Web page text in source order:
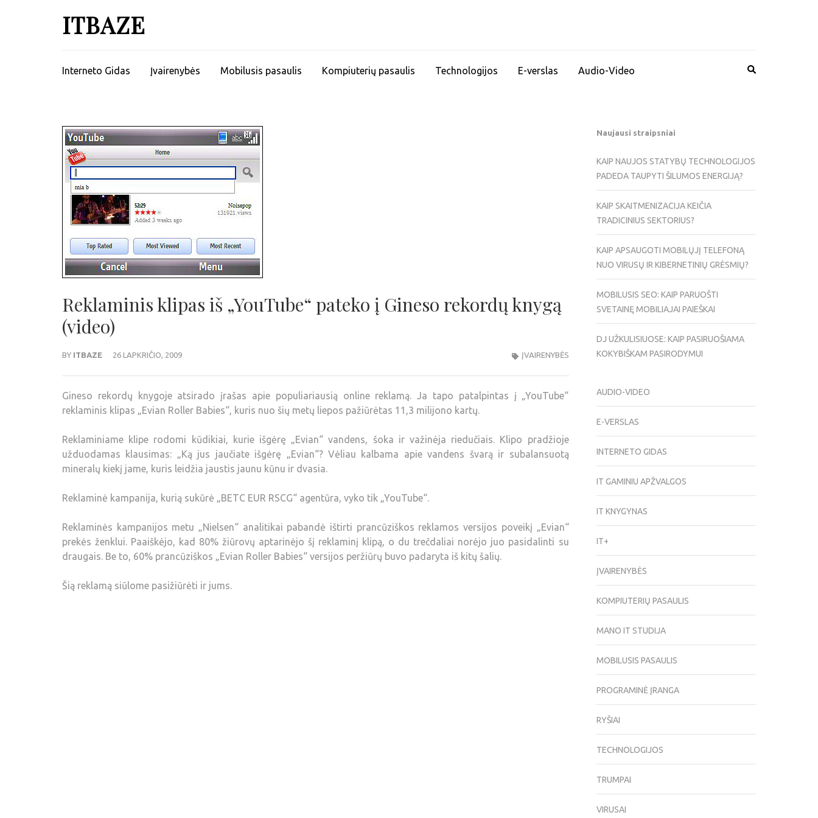
ITBAZE
Interneto Gidas Įvairenybės Mobilusis pasaulis Kompiuterių pasaulis Technologijos E-verslas Audio-Video
Reklaminis klipas iš „YouTube“ pateko į Gineso rekordų knygą
(video)
BY ITBAZE 26 LAPKRIČIO, 2009 ĮVAIRENYBĖS
Gineso rekordų knygoje atsirado įrašas apie populiariausią online reklamą. Ja tapo patalpintas į „YouTube“
reklaminis klipas „Evian Roller Babies“, kuris nuo šių metų liepos pažiūrėtas 11,3 milijono kartų.
Reklaminiame klipe rodomi kūdikiai, kurie išgėrę „Evian“ vandens, šoka ir važinėja riedučiais. Klipo pradžioje
užduodamas klausimas: „Ką jus jaučiate išgėrę „Evian“? Vėliau kalbama apie vandens švarą ir subalansuotą
mineralų kiekį jame, kuris leidžia jaustis jaunu kūnu ir dvasia.
Reklaminė kampanija, kurią sukūrė „BETC EUR RSCG“ agentūra, vyko tik „YouTube“.
Reklaminės kampanijos metu „Nielsen“ analitikai pabandė ištirti prancūziškos reklamos versijos poveikį „Evian“
prekės ženklui. Paaiškėjo, kad 80% žiūrovų aptarinėjo šį reklaminį klipą, o du trečdaliai norėjo juo pasidalinti su
draugais. Be to, 60% prancūziškos „Evian Roller Babies“ versijos peržiūrų buvo padaryta iš kitų šalių.
Šią reklamą siūlome pasižiūrėti ir jums.
Naujausi straipsniai
KAIP NAUJOS STATYBŲ TECHNOLOGIJOS
PADEDA TAUPYTI ŠILUMOS ENERGIJĄ?
KAIP SKAITMENIZACIJA KEIČIA
TRADICINIUS SEKTORIUS?
KAIP APSAUGOTI MOBILŲJĮ TELEFONĄ
NUO VIRUSŲ IR KIBERNETINIŲ GRĖSMIŲ?
MOBILUSIS SEO: KAIP PARUOŠTI
SVETAINĘ MOBILIAJAI PAIEŠKAI
DJ UŽKULISIUOSE: KAIP PASIRUOŠIAMA
KOKYBIŠKAM PASIRODYMUI
AUDIO-VIDEO
E-VERSLAS
INTERNETO GIDAS
IT GAMINIU APŽVALGOS
IT KNYGYNAS
IT+
ĮVAIRENYBĖS
KOMPIUTERIŲ PASAULIS
MANO IT STUDIJA
MOBILUSIS PASAULIS
PROGRAMINĖ ĮRANGA
RYŠIAI
TECHNOLOGIJOS
TRUMPAI
VIRUSAI